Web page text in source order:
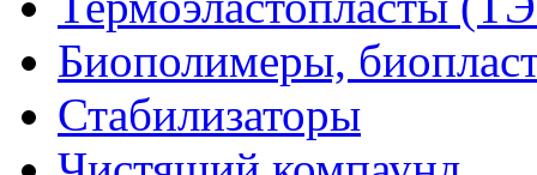
Биополимеры,
Стабилизаторы